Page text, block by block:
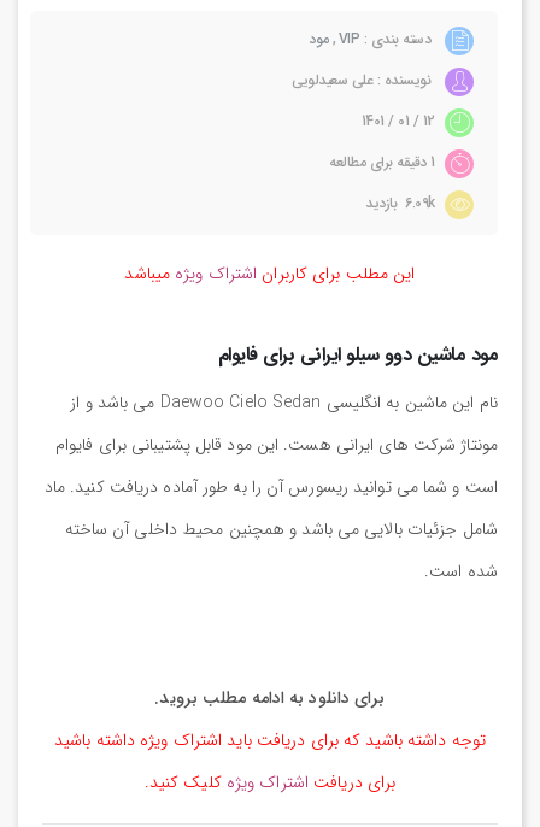
دسته بندی : VIP
,مود
نویسنده : علی سعیدلویی
6.09k بازدید
این مطلب برای کاربران اشتراک ویژه میباشد
مود ماشین دوو سیلو ایرانی برای فایوام
نام این ماشین به انگلیسی Daewoo Cielo Sedan می باشد و از
مونتاژ شرکت های ایرانی هست. این مود قابل پشتیبانی برای فایوام
است و شما می توانید ریسورس آن را به طور آماده دریافت کنید. ماد
شامل جزئیات بالایی می باشد و همچنین محیط داخلی آن ساخته
شده است.
برای دانلود به ادامه مطلب بروید.
توجه داشته باشید که برای دریافت باید اشتراک ویژه داشته باشید
برای دریافت اشتراک ویژه کلیک کنید.